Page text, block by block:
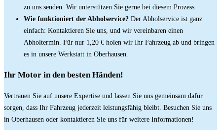
zu uns senden. Wir unterstützen Sie gerne bei diesem Prozess.
Wie funktioniert der Abholservice? Der Abholservice ist ganz
einfach: Kontaktieren Sie uns, und wir vereinbaren einen
Abholtermin. Für nur 1,20 € holen wir Ihr Fahrzeug ab und bringen
es in unsere Werkstatt in Oberhausen.
Ihr Motor in den besten Händen!
Vertrauen Sie auf unsere Expertise und lassen Sie uns gemeinsam dafür
sorgen, dass Ihr Fahrzeug jederzeit leistungsfähig bleibt. Besuchen Sie uns
in Oberhausen oder kontaktieren Sie uns für weitere Informationen!